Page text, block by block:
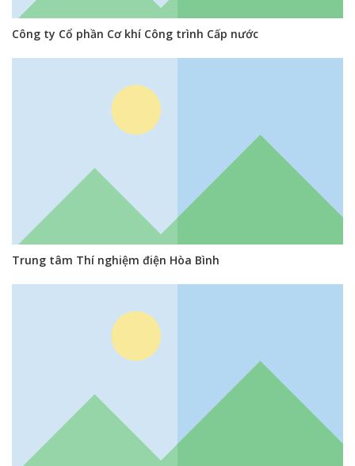
Công ty Cổ phần Cơ khí Công trình Cấp nước
Trung tâm Thí nghiệm điện Hòa Bình